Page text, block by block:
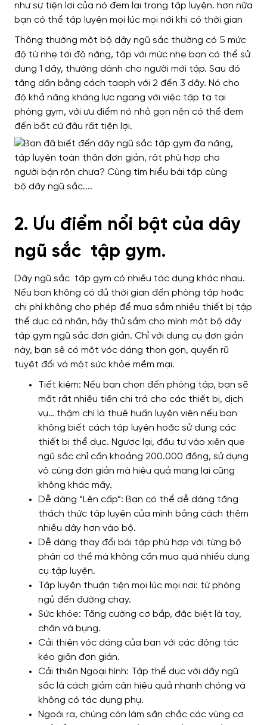
như sự tiện lợi của nó đem lại trong tập luyện. hơn nữa
bạn có thể tập luyện mọi lúc mọi nới khi có thời gian
Thông thường một bộ dây ngũ sắc thường có 5 mức
độ từ nhẹ tới độ nặng, tập với mức nhẹ bạn có thể sử
dụng 1 dây, thường dành cho người mới tập. Sau đó
tăng dần bằng cách taaph với 2 đến 3 dây. Nó cho
độ khả năng kháng lực ngang với việc tập tạ tại
phòng gym, với ưu điểm nó nhỏ gọn nên có thể đem
đến bất cứ đâu rất tiện lợi.
2. Ưu điểm nổi bật của dây
ngũ sắc tập gym.
Dây ngũ sắc tập gym có nhiều tác dụng khác nhau.
Nếu bạn không có đủ thời gian đến phòng tập hoặc
chi phí không cho phép để mua sắm nhiều thiết bị tập
thể dục cá nhân, hãy thử sắm cho mình một bộ dây
tập gym ngũ sắc đơn giản. Chỉ với dụng cụ đơn giản
này, bạn sẽ có một vóc dáng thon gọn, quyến rũ
tuyệt đối và một sức khỏe mềm mại.
Tiết kiệm: Nếu bạn chọn đến phòng tập, bạn sẽ
mất rất nhiều tiền chi trả cho các thiết bị, dịch
vụ… thậm chí là thuê huấn luyện viên nếu bạn
không biết cách tập luyện hoặc sử dụng các
thiết bị thể dục. Ngược lại, đầu tư vào xiên que
ngũ sắc chỉ cần khoảng 200.000 đồng, sử dụng
vô cùng đơn giản mà hiệu quả mang lại cũng
không khác mấy.
Dễ dàng “Lên cấp”: Bạn có thể dễ dàng tăng
thách thức tập luyện của mình bằng cách thêm
nhiều dây hơn vào bộ.
Dễ dàng thay đổi bài tập phù hợp với từng bộ
phận cơ thể mà không cần mua quá nhiều dụng
cụ tập luyện.
Tập luyện thuận tiện mọi lúc mọi nơi: từ phòng
ngủ đến đường chạy.
Sức khỏe: Tăng cường cơ bắp, đặc biệt là tay,
chân và bụng.
Cải thiện vóc dáng của bạn với các động tác
kéo giãn đơn giản.
Cải thiện Ngoại hình: Tập thể dục với dây ngũ
sắc là cách giảm cân hiệu quả nhanh chóng và
không có tác dụng phụ.
Ngoài ra, chúng còn làm săn chắc các vùng cơ